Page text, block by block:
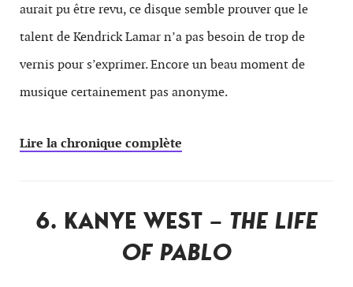
aurait pu être revu, ce disque semble prouver que le
talent de Kendrick Lamar n’a pas besoin de trop de
vernis pour s’exprimer. Encore un beau moment de
musique certainement pas anonyme.
Lire la chronique complète
6. KANYE WEST – THE LIFE
OF PABLO